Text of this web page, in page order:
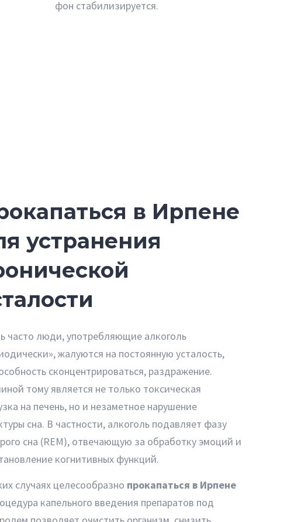
фон стабилизируется.
в Ирпене
устранения
часто люди, употребляющие алкоголь
жалуются на постоянную усталость,
сконцентрироваться, раздражение.
тому является не только токсическая
на печень, но и незаметное нарушение
сна. В частности, алкоголь подавляет фазу
сна (REM), отвечающую за обработку эмоций и
когнитивных функций.
случаях целесообразно прокапаться в Ирпене
капельного введения препаратов под